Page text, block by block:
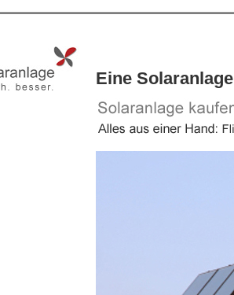
Eine